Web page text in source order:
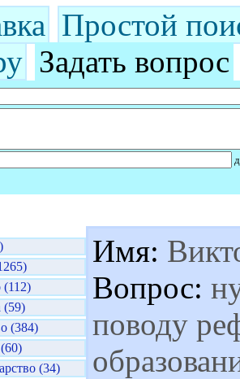
Простой
Задать вопрос
(59)
(384)
(34)
Имя:
Вопрос:
поводу